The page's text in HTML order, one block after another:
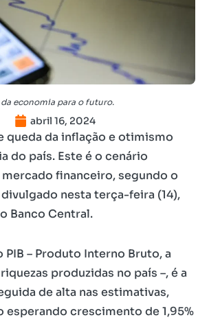
economia para o futuro.
abril 16, 2024
queda da inflação e otimismo
do país. Este é o cenário
financeiro, segundo o
nesta terça-feira (14),
Banco Central.
PIB – Produto Interno Bruto, a
produzidas no país –, é a
de alta nas estimativas,
esperando crescimento de 1,95%